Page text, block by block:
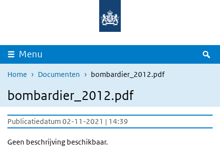
Overslaan en naar de inhoud gaan
Menu
Home Documenten bombardier_2012.pdf
bombardier_2012.pdf
Publicatiedatum 02-11-2021 | 14:39
Geen beschrijving beschikbaar.